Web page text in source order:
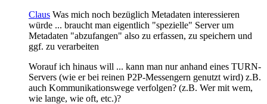
Claus Was mich noch bezüglich Metadaten interessieren
würde ... braucht man eigentlich "spezielle" Server um
Metadaten "abzufangen" also zu erfassen, zu speichern und
ggf. zu verarbeiten
Worauf ich hinaus will ... kann man nur anhand eines TURN-
Servers (wie er bei reinen P2P-Messengern genutzt wird) z.B.
auch Kommunikationswege verfolgen? (z.B. Wer mit wem,
wie lange, wie oft, etc.)?